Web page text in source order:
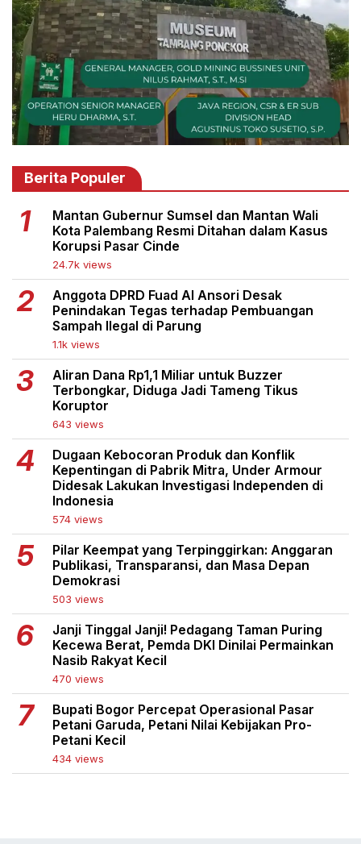
Berita Populer
Mantan Gubernur Sumsel dan Mantan Wali
Kota Palembang Resmi Ditahan dalam Kasus
Korupsi Pasar Cinde
24.7k views
Anggota DPRD Fuad Al Ansori Desak
Penindakan Tegas terhadap Pembuangan
Sampah Ilegal di Parung
1.1k views
Aliran Dana Rp1,1 Miliar untuk Buzzer
Terbongkar, Diduga Jadi Tameng Tikus
Koruptor
643 views
Dugaan Kebocoran Produk dan Konflik
Kepentingan di Pabrik Mitra, Under Armour
Didesak Lakukan Investigasi Independen di
Indonesia
574 views
Pilar Keempat yang Terpinggirkan: Anggaran
Publikasi, Transparansi, dan Masa Depan
Demokrasi
503 views
Janji Tinggal Janji! Pedagang Taman Puring
Kecewa Berat, Pemda DKI Dinilai Permainkan
Nasib Rakyat Kecil
470 views
Bupati Bogor Percepat Operasional Pasar
Petani Garuda, Petani Nilai Kebijakan Pro-
Petani Kecil
434 views